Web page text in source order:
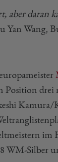
aber daran
Yan Wang,
Position
WM-Silber